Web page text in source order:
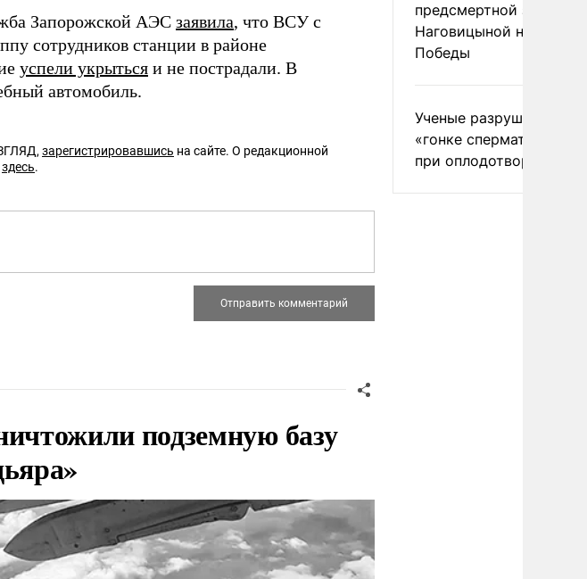
Запорожской АЭС заявила, что ВСУ с
сотрудников станции в районе
успели укрыться и не пострадали. В
автомобиль.
зарегистрировавшись на сайте. О редакционной
здесь.
подземную базу
предсмертной записки
Наговицыной на пике
Победы
Ученые разрушили миф
«гонке
при оплодотворении